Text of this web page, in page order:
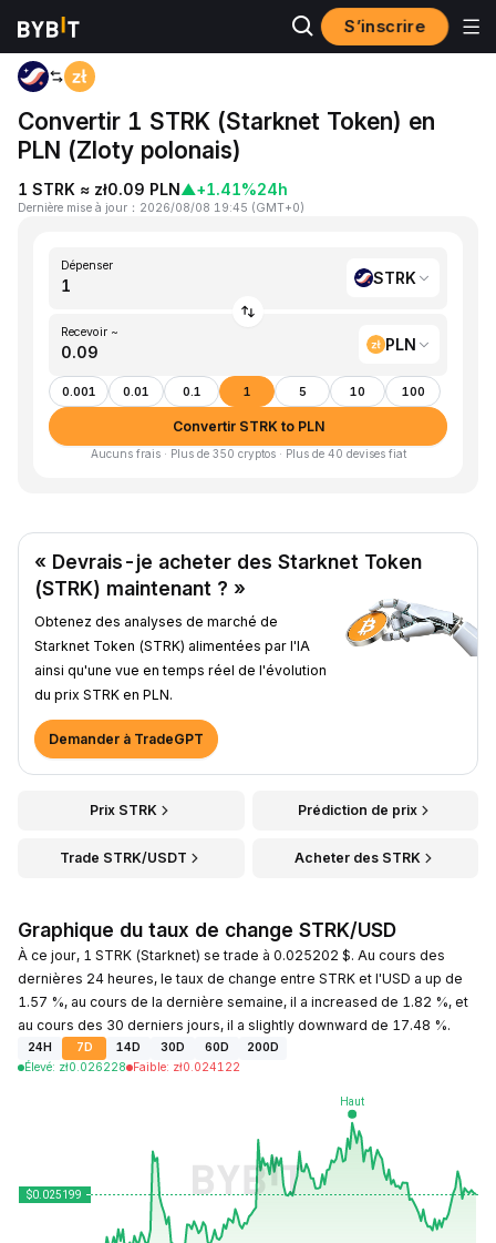
S’inscrire
Accueil
Convertir 1 STRK (Starknet Token) en
PLN (Zloty polonais)
1 STRK ≈ zł0.09 PLN▲+1.41%24h
Dernière mise à jour ： 2026/08/08 19:45 (GMT+0)
Dépenser
STRK
Recevoir ~
PLN
0.001 0.01 0.1 1 5 10 100
Convertir STRK to PLN
Aucuns frais · Plus de 350 cryptos · Plus de 40 devises fiat
« Devrais-je acheter des Starknet Token
(STRK) maintenant ? »
Obtenez des analyses de marché de
Starknet Token (STRK) alimentées par l'IA
ainsi qu'une vue en temps réel de l'évolution
du prix STRK en PLN.
Demander à TradeGPT
Prix STRK Prédiction de prix
Trade STRK/USDT Acheter des STRK
Graphique du taux de change STRK/USD
À ce jour, 1 STRK (Starknet) se trade à 0.025202 $. Au cours des
dernières 24 heures, le taux de change entre STRK et l'USD a up de
1.57 %, au cours de la dernière semaine, il a increased de 1.82 %, et
au cours des 30 derniers jours, il a slightly downward de 17.48 %.
24H 7D 14D 30D 60D
200D
Élevé: zł0.026228 Faible: zł0.024122